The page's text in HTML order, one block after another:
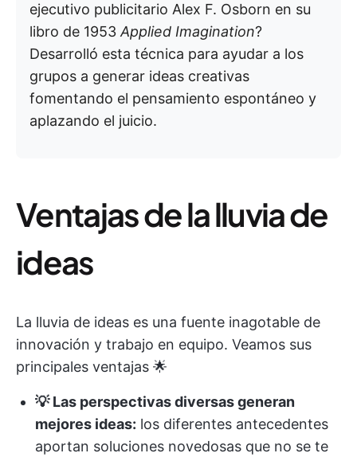
ejecutivo publicitario Alex F. Osborn en su
libro de 1953 Applied Imagination?
Desarrolló esta técnica para ayudar a los
grupos a generar ideas creativas
fomentando el pensamiento espontáneo y
aplazando el juicio.
Ventajas de la lluvia de
ideas
La lluvia de ideas es una fuente inagotable de
innovación y trabajo en equipo. Veamos sus
principales ventajas 🌟
💡 Las perspectivas diversas generan
mejores ideas: los diferentes antecedentes
aportan soluciones novedosas que no se te